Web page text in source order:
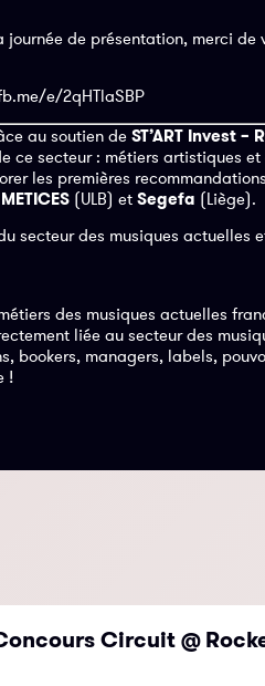
de présentation, merci de
e/2qHTlaSBP
au soutien de ST’ART Invest
ce secteur : métiers artistiques
les premières
METICES (ULB) et Segefa (Liège).
secteur des musiques actuelles
des musiques actuelles
liée au secteur des
bookers, managers, labels,
!
Circuit @